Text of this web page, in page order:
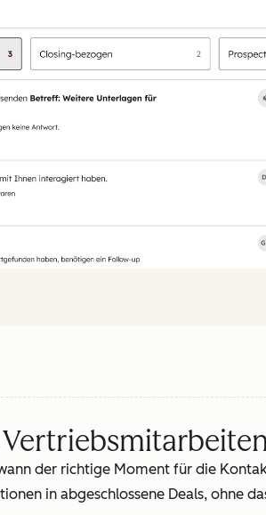
der richtige Moment für die
in abgeschlossene Deals, ohne